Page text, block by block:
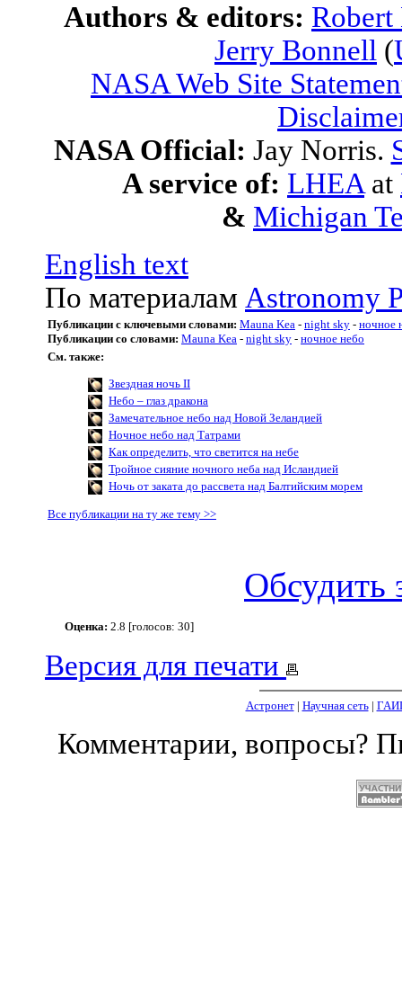
Authors & editors:
Jerry Bonnell (
NASA Web Site
NASA Official: Jay Norris.
A service of: LHEA at
& Michigan
English text
По материалам Astronomy
Публикации с ключевыми словами: Mauna Kea - night sky - ночное
Публикации со словами: Mauna Kea - night sky - ночное небо
См. также:
Звездная ночь II
Небо – глаз дракона
Замечательное небо над Новой Зеландией
Ночное небо над Татрами
Как определить, что светится на небе
Тройное сияние ночного неба над Исландией
Ночь от заката до рассвета над Балтийским морем
Все публикации на ту же тему >>
Обсудить
Оценка: 2.8 [голосов: 30]
Версия для печати
Астронет| Научная сеть|
Комментарии, вопросы?